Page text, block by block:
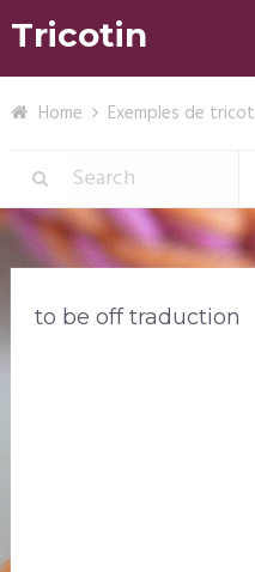
Tricotin
Home Exemples de tricot
to be off traduction